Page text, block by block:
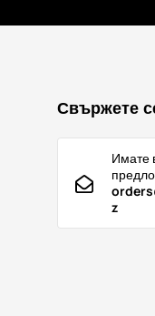
Свържете
Имате
z